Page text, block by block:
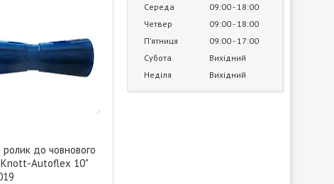
ролик до човнового
Knott-Autoflex 10"
Середа
09:00 18:00
Четвер
09:00 18:00
Пʼятниця
09:00 17:00
Субота
Вихідний
Неділя
Вихідний